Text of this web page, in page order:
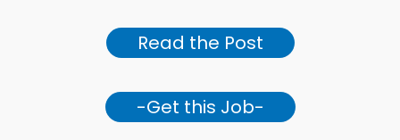
Read the Post
-Get this Job-